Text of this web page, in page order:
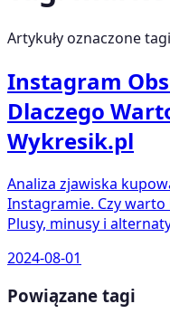
Artykuły oznaczone
Instagram
Dlaczego
Wykresik.pl
Analiza zjawiska
Instagramie. Czy
Plusy, minusy i
2024-08-01
Powiązane tagi